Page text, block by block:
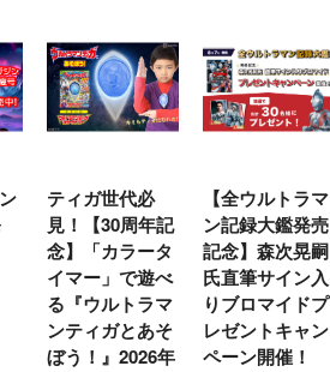
【全ウルトラマ
ン記録大鑑発売
記念】森次晃嗣
氏直筆サイン入
りブロマイドプ
レゼントキャン
ペーン開催！
クリアボディの
スタースクリー
ム付き！ 『ト
ランスフォーマ
ー
FANBOOK2026
』2026年７月31